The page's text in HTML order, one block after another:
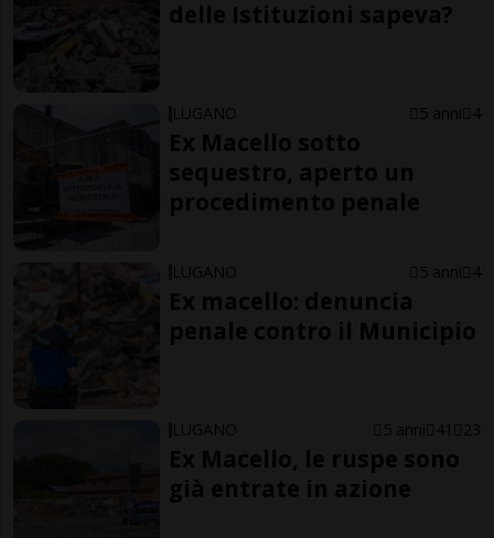
delle Istituzioni sapeva?
LUGANO 5 anni 4
Ex Macello sotto
sequestro, aperto un
procedimento penale
LUGANO 5 anni 4
Ex macello: denuncia
penale contro il Municipio
LUGANO 5 anni 41 23
Ex Macello, le ruspe sono
già entrate in azione